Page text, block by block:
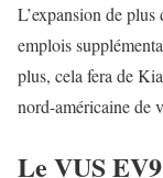
L’expansion de
emplois
plus, cela fera de
nord-américaine de
Le VUS EV9